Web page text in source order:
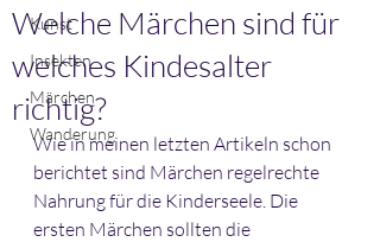
Kunst
Insekten
Märchen
Wanderung
Welche Märchen sind für
welches Kindesalter
richtig?
Wie in meinen letzten Artikeln schon
berichtet sind Märchen regelrechte
Nahrung für die Kinderseele. Die
ersten Märchen sollten die